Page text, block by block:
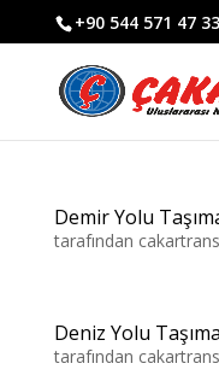
+90 544 571 47 33
Demir Yolu
tarafından
Deniz Yolu
tarafından